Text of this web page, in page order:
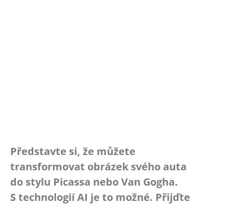
Představte si, že můžete
transformovat obrázek svého auta
do stylu Picassa nebo Van Gogha.
S technologií AI je to možné. Přijďte